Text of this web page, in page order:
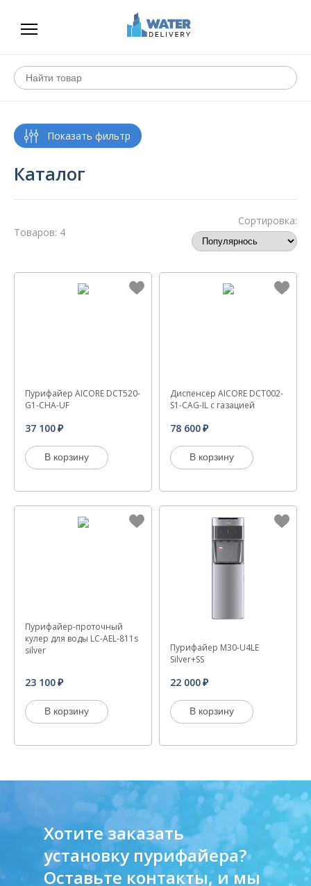
Каталог
Товаров: 4
Сортировка:
Пурифайер AICORE DCT520-
G1-CHA-UF
37 100
В корзину
Диспенсер AICORE DCT002-
S1-CAG-IL с газацией
78 600
В корзину
Пурифайер-проточный
кулер для воды LC-AEL-811s
silver
23 100
В корзину
Пурифайер M30-U4LE
Silver+SS
22 000
В корзину
Хотите заказать
установку пурифайера?
Оставьте контакты, и мы